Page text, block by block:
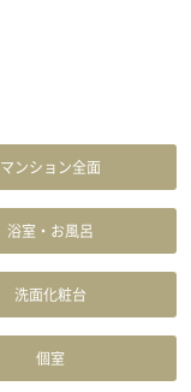
マンション全面
浴室・お風呂
洗面化粧台
個室